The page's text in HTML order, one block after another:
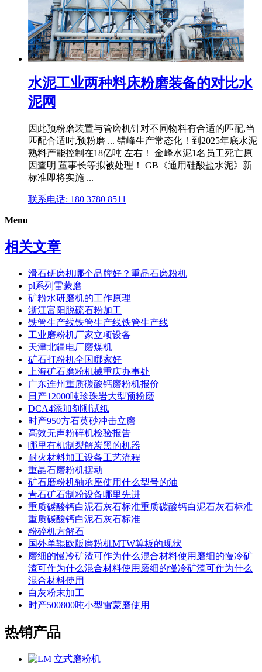
水泥工业两种料床粉磨装备的对比水
泥网
因此预粉磨装置与管磨机针对不同物料有合适的匹配,当
匹配合适时,预粉磨 ... 错峰生产常态化！到2025年底水泥
熟料产能控制在18亿吨 左右！ 金峰水泥1名员工死亡原
因查明 董事长等拟被处理！ GB《通用硅酸盐水泥》新
标准即将实施 ...
联系电话: 180 3780 8511
Menu
相关文章
滑石研磨机哪个品牌好？重晶石磨粉机
pl系列雷蒙磨
矿粉水研磨机的工作原理
浙江富阳脱硫石粉加工
铁管生产线铁管生产线铁管生产线
工业磨粉机厂家立项设备
天津北疆电厂磨煤机
矿石打粉机全国哪家好
上海矿石磨粉机械重庆办事处
广东连州重质碳酸钙磨粉机报价
日产12000吨珍珠岩大型预粉磨
DCA4添加剂测试纸
时产950方石英砂冲击立磨
高效无声粉碎机检验报告
哪里有机制裂解炭黑的机器
耐火材料加工设备工艺流程
重晶石磨粉机摆动
矿石磨粉机轴承座使用什么型号的油
青石矿石制粉设备哪里先进
重质碳酸钙白泥石灰石标准重质碳酸钙白泥石灰石标准
重质碳酸钙白泥石灰石标准
粉碎机方解石
国外单辊欧版磨粉机MTW箅板的现状
磨细的慢冷矿渣可作为什么混合材料使用磨细的慢冷矿
渣可作为什么混合材料使用磨细的慢冷矿渣可作为什么
混合材料使用
白灰粉末加工
时产500800吨小型雷蒙磨使用
热销产品